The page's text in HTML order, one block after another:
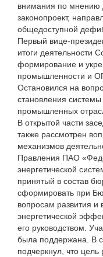
внимания по мнению
законопроект,
общедоступной
Первый вице-
итоги деятельности
формирование и
промышленности и
Остановился на
становления
промышленных
В открытой части
также рассмотрен
механизмов
Правления ПАО
энергетической
принятый в состав
сформировать при
вопросам развития и
энергетической
его руководством.
была поддержана. В
подчеркнул, что